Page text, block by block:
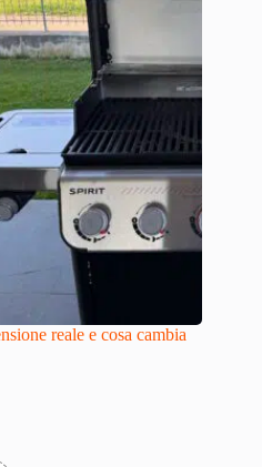
reale e cosa cambia